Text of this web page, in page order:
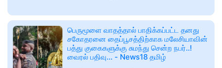
பெருமூளை வாதத்தால் பாதிக்கப்பட்ட தனது
சகோதரனை தைப்பூசத்திற்காக மலேசியாவின்
பத்து குகைகளுக்கு சுமந்து சென்ற நபர்..!
வைரல் பதிவு... - News18 தமிழ்